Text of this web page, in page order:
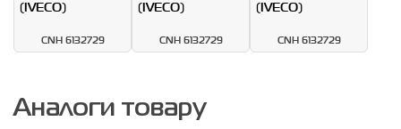
CNH 6132729 CNH 6132729 CNH 6132729
Аналоги товару